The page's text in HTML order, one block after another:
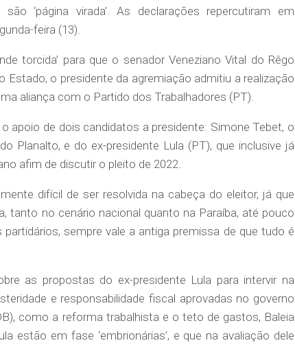
‘página virada’. As declarações repercutiram em
feira (13).
torcida’ para que o senador Veneziano Vital do Rêgo
Estado, o presidente da agremiação admitiu a realização
aliança com o Partido dos Trabalhadores (PT).
apoio de dois candidatos a presidente: Simone Tebet, o
Planalto, e do ex-presidente Lula (PT), que inclusive já
afim de discutir o pleito de 2022.
difícil de ser resolvida na cabeça do eleitor, já que
tanto no cenário nacional quanto na Paraíba, até pouco
sempre vale a antiga premissa de que tudo é
as propostas do ex-presidente Lula para intervir na
e responsabilidade fiscal aprovadas no governo
como a reforma trabalhista e o teto de gastos, Baleia
estão em fase ‘embrionárias’, e que na avaliação dele